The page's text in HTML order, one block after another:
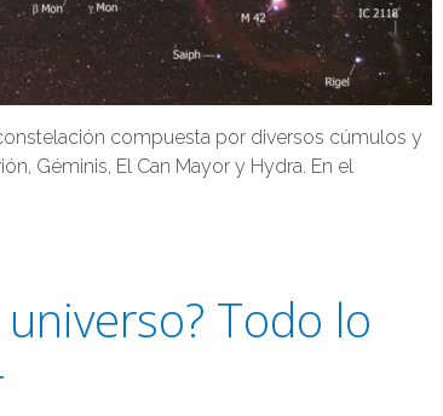
compuesta por diversos cúmulos y
Géminis, El Can Mayor y Hydra. En el
Todo lo